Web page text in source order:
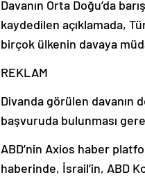
Davanın Orta Doğu’da
kaydedilen açıklamada,
birçok ülkenin davaya
REKLAM
Divanda görülen davanın
başvuruda bulunması
ABD’nin Axios haber
haberinde, İsrail’in, ABD